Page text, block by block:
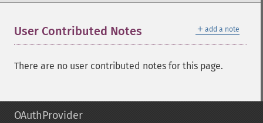
＋ add a note
User Contributed Notes
There are no user contributed notes for this page.
OAuthProvider